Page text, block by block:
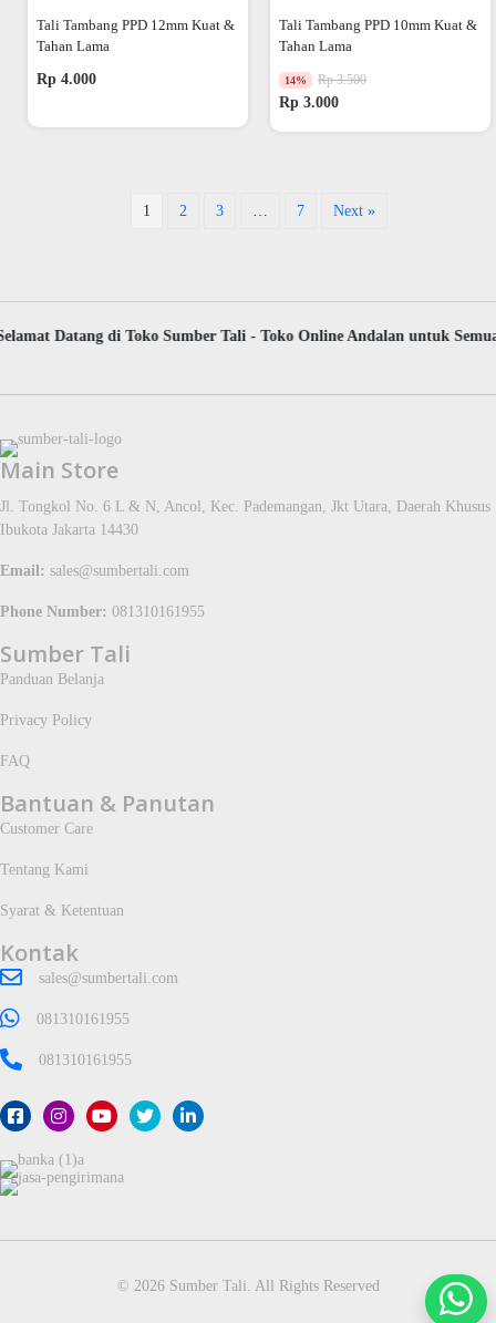
Tali Tambang PPD 12mm Kuat &
Tahan Lama
Rp 4.000
Tali Tambang PPD 10mm Kuat &
Tahan Lama
14% Rp 3.500
Rp 3.000
1 2 3 7 Next »
Datang di Toko Sumber Tali - Toko Online Andalan untuk Semua
Main Store
Jl. Tongkol No. 6 L & N, Ancol, Kec. Pademangan, Jkt Utara, Daerah Khusus
Ibukota Jakarta 14430
Email: sales@sumbertali.com
Phone Number: 081310161955
Sumber Tali
Panduan Belanja
Privacy Policy
FAQ
Bantuan & Panutan
Customer Care
Tentang Kami
Syarat & Ketentuan
Kontak
sales@sumbertali.com
081310161955
081310161955
© 2026 Sumber Tali. All Rights Reserved